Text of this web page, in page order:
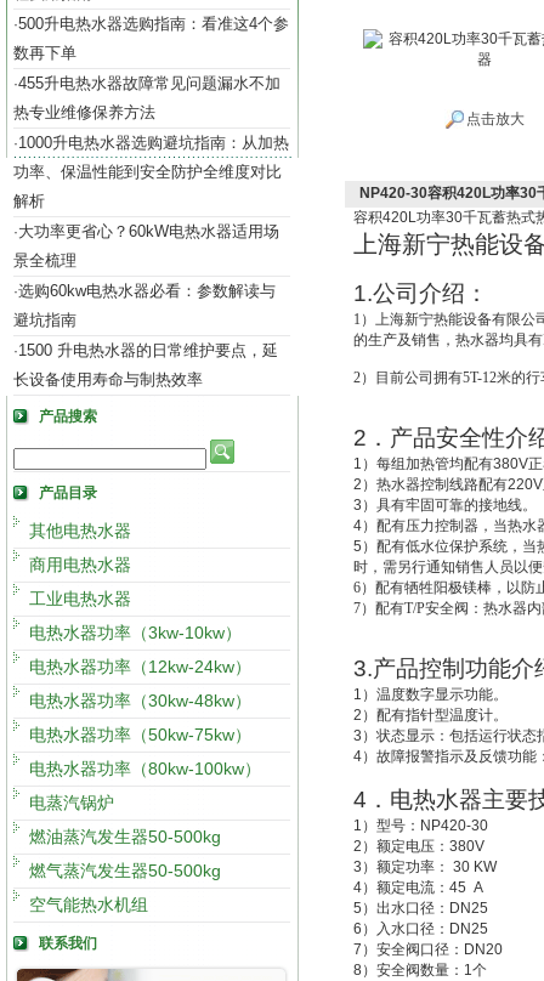
·500升电热水器选购指南：看准这4个参
数再下单
·455升电热水器故障常见问题漏水不加
热专业维修保养方法
·1000升电热水器选购避坑指南：从加热
功率、保温性能到安全防护全维度对比
解析
·大功率更省心？60kW电热水器适用场
景全梳理
·选购60kw电热水器必看：参数解读与
避坑指南
·1500 升电热水器的日常维护要点，延
长设备使用寿命与制热效率
产品搜索
产品目录
其他电热水器
商用电热水器
工业电热水器
电热水器功率（3kw-10kw）
电热水器功率（12kw-24kw）
电热水器功率（30kw-48kw）
电热水器功率（50kw-75kw）
电热水器功率（80kw-100kw）
电蒸汽锅炉
燃油蒸汽发生器50-500kg
燃气蒸汽发生器50-500kg
空气能热水机组
联系我们
点击放大
NP420-30容积420L功率30
容积420L功率30千瓦蓄热式
上海新宁热能设
1.公司介绍：
1 ）上海新宁热能设备有限公
的生产及销售，热水器均具
2）目前公司拥有5T-12米的
2 ．产品安全性介
1 ）每组加热管均配有380V
2 ）热水器控制线路配有220V
3 ）具有牢固可靠的接地线。
4）配有压力控制器，当热水
5 ）配有低水位保护系统， 当
时，需另行通知销售人员以
6）配有牺牲阳极镁棒，以防
7）配有T/P安全阀：热水器
3.产品控制功能介
1 ）温度数字显示功能。
2 ）配有指针型温度计。
3 ）状态显示：包括运行状
4）故障报警指示及反馈功
4 ．电热水器主要
1 ）型号： NP420-30
2 ）额定电压： 380V
3 ）额定功率： 30 KW
4）额定电流： 45 A
5 ）出水口径： DN25
6 ）入水口径： DN25
7 ）安全阀口径： DN20
8）安全阀数量： 1个